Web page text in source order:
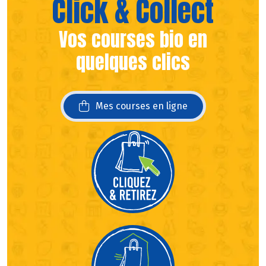
Click & Collect
Vos courses bio en
quelques clics
Mes courses en ligne